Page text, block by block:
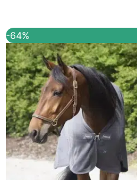
-64%
oprindelige
pris
var:
2.799,00 kr..
aktuelle
pris
er:
999,00 kr..